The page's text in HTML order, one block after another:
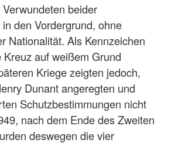
beider
den Vordergrund, ohne
Nationalität. Als Kennzeichen
auf weißem Grund
Kriege zeigten jedoch,
Dunant angeregten und
Schutzbestimmungen nicht
nach dem Ende des Zweiten
deswegen die vier